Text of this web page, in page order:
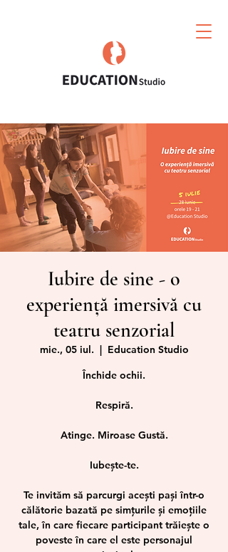
Iubire de sine - o
experiență imersivă cu
teatru senzorial
mie., 05 iul.
  |
Education Studio
Închide ochii.
Respiră.
Atinge. Miroase Gustă.
Iubește-te.
Te invităm să parcurgi acești pași într-o
călătorie bazată pe simțurile și emoțiile
tale, în care fiecare participant trăiește o
poveste în care el este personajul